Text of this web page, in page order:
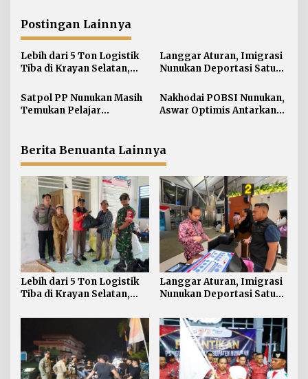
g
a
s
i
o
Postingan Lainnya
Lebih dari 5 Ton Logistik
Tiba di Krayan Selatan,
untuk 460 KK Terdampak
Langgar Aturan, Imigrasi
Nunukan Deportasi Satu
Soetta
Satpol PP Nunukan Masih
Temukan Pelajar
Nakhodai POBSI Nunukan,
Aswar Optimis Antarkan
Berita Benuanta Lainnya
Lebih dari 5 Ton Logistik
Tiba di Krayan Selatan,
untuk 460 KK Terdampak
Langgar Aturan, Imigrasi
Nunukan Deportasi Satu
Soetta